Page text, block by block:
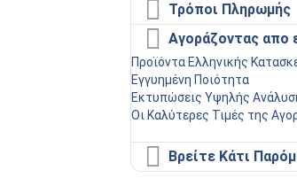
Τρόποι Πληρωμής
Αγοράζοντας απο
Προϊόντα Ελληνικής
Εγγυημένη Ποιότητα
Εκτυπώσεις Υψηλής
Οι Καλύτερες Τιμές της
Βρείτε Κάτι